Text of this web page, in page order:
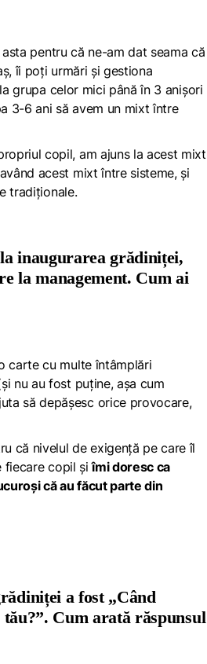
pentru că ne-am dat seama că
îi poți urmări și gestiona
grupa celor mici până în 3 anișori
3-6 ani să avem un mixt între
copil, am ajuns la acest mixt
acest mixt între sisteme, și
tradiționale.
inaugurarea grădiniței,
la management. Cum ai
carte cu multe întâmplări
nu au fost puține, așa cum
să depășesc orice provocare,
că nivelul de exigență pe care îl
fiecare copil șiîmi doresc ca
că au făcut parte din
a fost „Când
Cum arată răspunsul